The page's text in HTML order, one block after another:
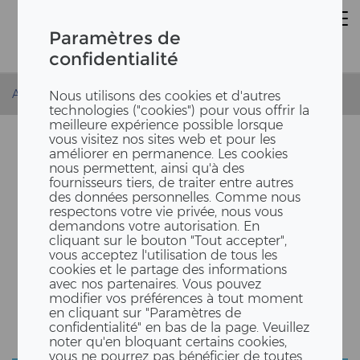
Paramètres de
confidentialité
Nous utilisons des cookies et d'autres
technologies ("cookies") pour vous offrir la
meilleure expérience possible lorsque
vous visitez nos sites web et pour les
améliorer en permanence. Les cookies
nous permettent, ainsi qu'à des
fournisseurs tiers, de traiter entre autres
des données personnelles. Comme nous
respectons votre vie privée, nous vous
demandons votre autorisation. En
cliquant sur le bouton "Tout accepter",
vous acceptez l'utilisation de tous les
cookies et le partage des informations
avec nos partenaires. Vous pouvez
modifier vos préférences à tout moment
en cliquant sur "Paramètres de
confidentialité" en bas de la page. Veuillez
noter qu'en bloquant certains cookies,
vous ne pourrez pas bénéficier de toutes
Accueil Actualités bike to work 2020
SUR VOS SEL­LES, PRÊTS,
PAR­TEZ !